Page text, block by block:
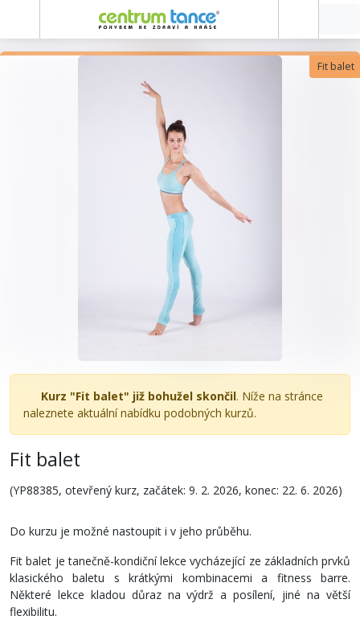
Fit balet
Kurz "Fit balet" již bohužel skončil. Níže na stránce
naleznete aktuální nabídku podobných kurzů.
Fit balet
(YP88385, otevřený kurz, začátek: 9. 2. 2026, konec: 22. 6. 2026)
Do kurzu je možné nastoupit i v jeho průběhu.
Fit balet je tanečně-kondiční lekce vycházející ze základních prvků
klasického baletu s krátkými kombinacemi a fitness barre.
Některé lekce kladou důraz na výdrž a posílení, jiné na větší
flexibilitu.